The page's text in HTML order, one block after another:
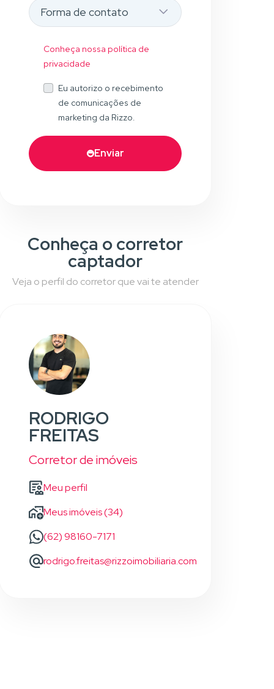
Conheça nossa política de
privacidade
Eu autorizo o recebimento
de comunicações de
marketing da Rizzo.
Enviar
Conheça o corretor
captador
Veja o perfil do corretor que vai te atender
RODRIGO
FREITAS
Corretor de imóveis
Meu perfil
Meus imóveis (34)
(62) 98160-7171
rodrigo.freitas@rizzoimobiliaria.com